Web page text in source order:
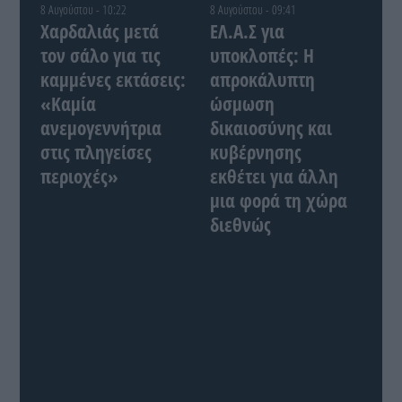
8 Αυγούστου - 10:22
Χαρδαλιάς μετά
τον σάλο για τις
καμμένες εκτάσεις:
«Καμία
ανεμογεννήτρια
στις πληγείσες
περιοχές»
8 Αυγούστου - 09:41
ΕΛ.Α.Σ για
υποκλοπές: Η
απροκάλυπτη
ώσμωση
δικαιοσύνης και
κυβέρνησης
εκθέτει για άλλη
μια φορά τη χώρα
διεθνώς